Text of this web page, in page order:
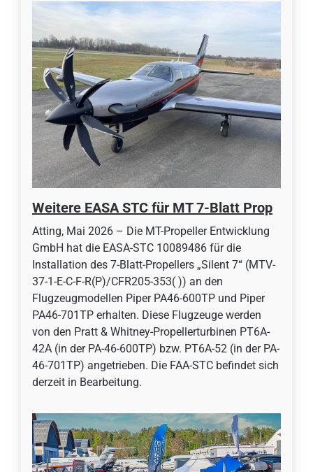
Weitere EASA STC für MT 7-Blatt Prop
Atting, Mai 2026 – Die MT-Propeller Entwicklung
GmbH hat die EASA-STC 10089486 für die
Installation des 7-Blatt-Propellers „Silent 7“ (MTV-
37-1-E-C-F-R(P)/CFR205-353( )) an den
Flugzeugmodellen Piper PA46-600TP und Piper
PA46-701TP erhalten. Diese Flugzeuge werden
von den Pratt & Whitney-Propellerturbinen PT6A-
42A (in der PA-46-600TP) bzw. PT6A-52 (in der PA-
46-701TP) angetrieben. Die FAA-STC befindet sich
derzeit in Bearbeitung.